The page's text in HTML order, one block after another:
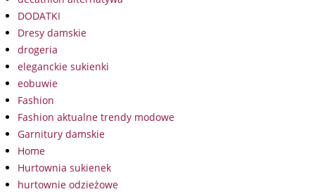
DODATKI
Dresy damskie
drogeria
eleganckie sukienki
eobuwie
Fashion
Fashion aktualne trendy modowe
Garnitury damskie
Home
Hurtownia sukienek
hurtownie odzieżowe